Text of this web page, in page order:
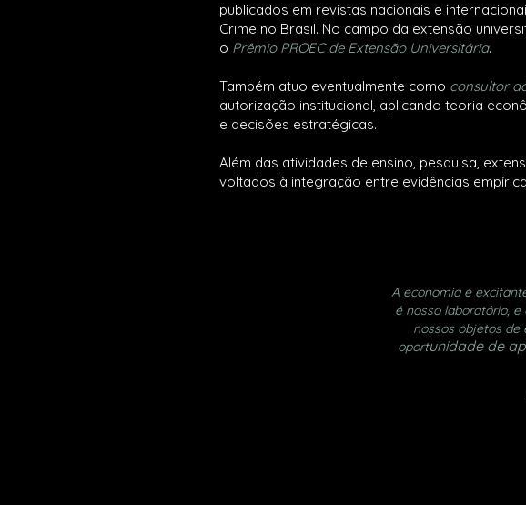
publicados em revistas nacionais e
Crime no Brasil. No campo da extensão
o Prêmio PROEC de Extensão Universitária.
Também atuo eventualmente como consultor
autorização institucional, aplicando teoria
e decisões estratégicas.
Além das atividades de ensino, pesquisa,
voltados à integração entre evidências
A economia é
é nosso laboratório,
nossos objetos de
oportunidade de